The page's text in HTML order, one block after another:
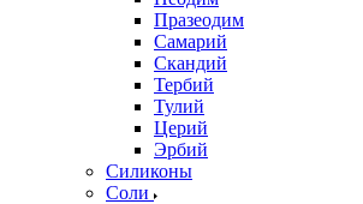
Празеодим
Самарий
Скандий
Тербий
Тулий
Церий
Эрбий
Силиконы
Соли